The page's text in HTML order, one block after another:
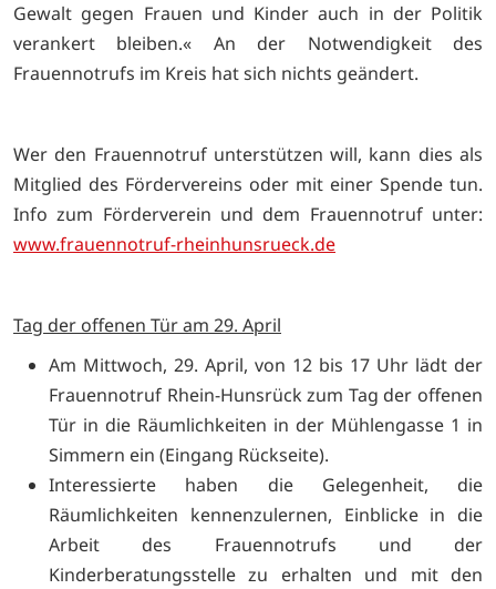
Gewalt gegen Frauen und Kinder auch in der Politik
verankert bleiben.« An der Notwendigkeit des
Frauennotrufs im Kreis hat sich nichts geändert.
Wer den Frauennotruf unterstützen will, kann dies als
Mitglied des Fördervereins oder mit einer Spende tun.
Info zum Förderverein und dem Frauennotruf unter:
www.frauennotruf-rheinhunsrueck.de
Tag der offenen Tür am 29. April
Am Mittwoch, 29. April, von 12 bis 17 Uhr lädt der
Frauennotruf Rhein-Hunsrück zum Tag der offenen
Tür in die Räumlichkeiten in der Mühlengasse 1 in
Simmern ein (Eingang Rückseite).
Interessierte haben die Gelegenheit, die
Räumlichkeiten kennenzulernen, Einblicke in die
Arbeit des Frauennotrufs und der
Kinderberatungsstelle zu erhalten und mit den